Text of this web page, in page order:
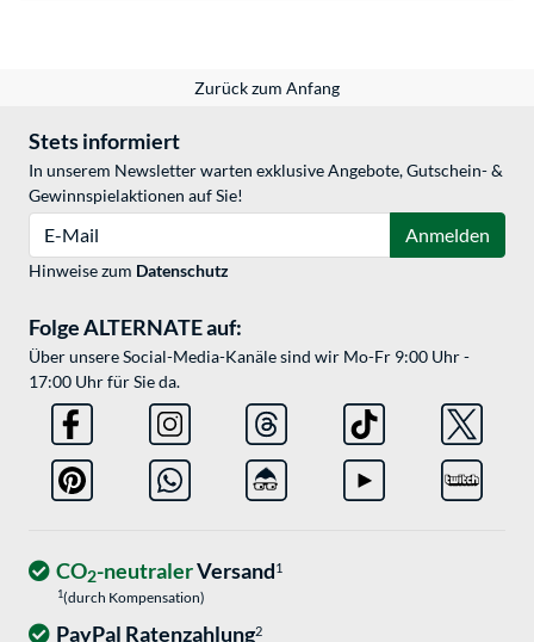
Zurück zum Anfang
Stets informiert
In unserem Newsletter warten exklusive Angebote, Gutschein- &
Gewinnspielaktionen auf Sie!
Anmelden
Hinweise zum Datenschutz
Folge ALTERNATE auf:
Über unsere Social-Media-Kanäle sind wir Mo-Fr 9:00 Uhr -
17:00 Uhr für Sie da.
CO2-neutralerVersand1
1(durch Kompensation)
PayPal Ratenzahlung2